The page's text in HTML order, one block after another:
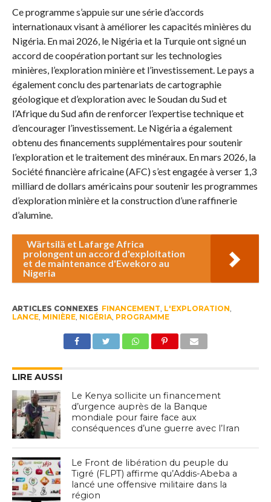
Ce programme s’appuie sur une série d’accords
internationaux visant à améliorer les capacités minières du
Nigéria. En mai 2026, le Nigéria et la Turquie ont signé un
accord de coopération portant sur les technologies
minières, l’exploration minière et l’investissement. Le pays a
également conclu des partenariats de cartographie
géologique et d’exploration avec le Soudan du Sud et
l’Afrique du Sud afin de renforcer l’expertise technique et
d’encourager l’investissement. Le Nigéria a également
obtenu des financements supplémentaires pour soutenir
l’exploration et le traitement des minéraux. En mars 2026, la
Société financière africaine (AFC) s’est engagée à verser 1,3
milliard de dollars américains pour soutenir les programmes
d’exploration minière et la construction d’une raffinerie
d’alumine.
Wärtsilä et Lafarge Africa
prolongent un accord d'exploitation
et de maintenance d'Ewekoro au
Nigeria
ARTICLES CONNEXES FINANCEMENT, L'EXPLORATION,
LANCE, MINIÈRE, NIGÉRIA, PROGRAMME
LIRE AUSSI
Le Kenya sollicite un financement
d’urgence auprès de la Banque
mondiale pour faire face aux
conséquences d’une guerre avec l’Iran
Le Front de libération du peuple du
Tigré (FLPT) affirme qu’Addis-Abeba a
lancé une offensive militaire dans la
région